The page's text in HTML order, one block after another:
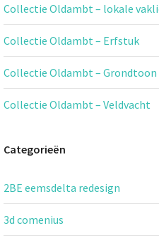
Collectie Oldambt – lokale
Collectie Oldambt – Erfstuk
Collectie Oldambt – Grondtoon
Collectie Oldambt – Veldvacht
Categorieën
2BE eemsdelta redesign
3d comenius